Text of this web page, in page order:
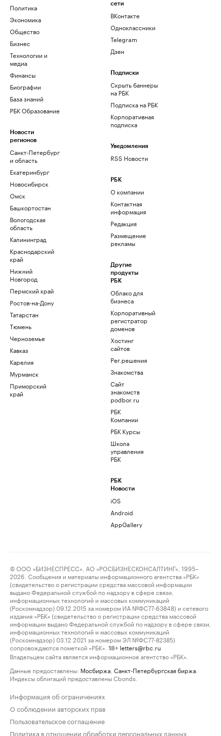
Политика
Экономика
Общество
Бизнес
Технологии и
медиа
Финансы
Биографии
База знаний
РБК Образование
Новости
регионов
Санкт-Петербург
и область
Екатеринбург
Новосибирск
Омск
Башкортостан
Вологодская
область
Калининград
Краснодарский
край
Нижний
Новгород
Пермский край
Ростов-на-Дону
Татарстан
Тюмень
Черноземье
Кавказ
Карелия
Мурманск
Приморский
край
сети
ВКонтакте
Одноклассники
Telegram
Дзен
Подписки
Скрыть баннеры
на РБК
Подписка на РБК
Корпоративная
подписка
Уведомления
RSS Новости
РБК
О компании
Контактная
информация
Редакция
Размещение
рекламы
Другие
продукты
РБК
Облако для
бизнеса
Корпоративный
регистратор
доменов
Хостинг
сайтов
Рег.решения
Знакомства
Сайт
знакомств
podbor.ru
РБК
Компании
РБК Курсы
Школа
управления
РБК
РБК
Новости
iOS
Android
AppGallery
© ООО «БИЗНЕСПРЕСС», АО «РОСБИЗНЕСКОНСАЛТИНГ», 1995–
2026. Сообщения и материалы информационного агентства «РБК»
(свидетельство о регистрации средства массовой информации
выдано Федеральной службой по надзору в сфере связи,
информационных технологий и массовых коммуникаций
(Роскомнадзор) 09.12.2015 за номером ИА №ФС77-63848) и сетевого
издания «РБК» (свидетельство о регистрации средства массовой
информации выдано Федеральной службой по надзору в сфере связи,
информационных технологий и массовых коммуникаций
(Роскомнадзор) 03.12.2021 за номером ЭЛ №ФС77-82385)
сопровождаются пометкой «РБК».
18+ letters@rbc.ru
Владельцем сайта является информационное агентство «РБК».
Данные предоставлены: Мосбиржа Санкт-Петербургская биржа
Индексы облигаций предоставлены Cbonds.
Информация об ограничениях
О соблюдении авторских прав
Пользовательское соглашение
Политика в отношении обработки персональных данных